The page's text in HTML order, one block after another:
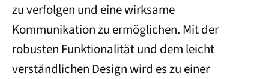
zu verfolgen und eine wirksame
Kommunikation zu ermöglichen. Mit der
robusten Funktionalität und dem leicht
verständlichen Design wird es zu einer